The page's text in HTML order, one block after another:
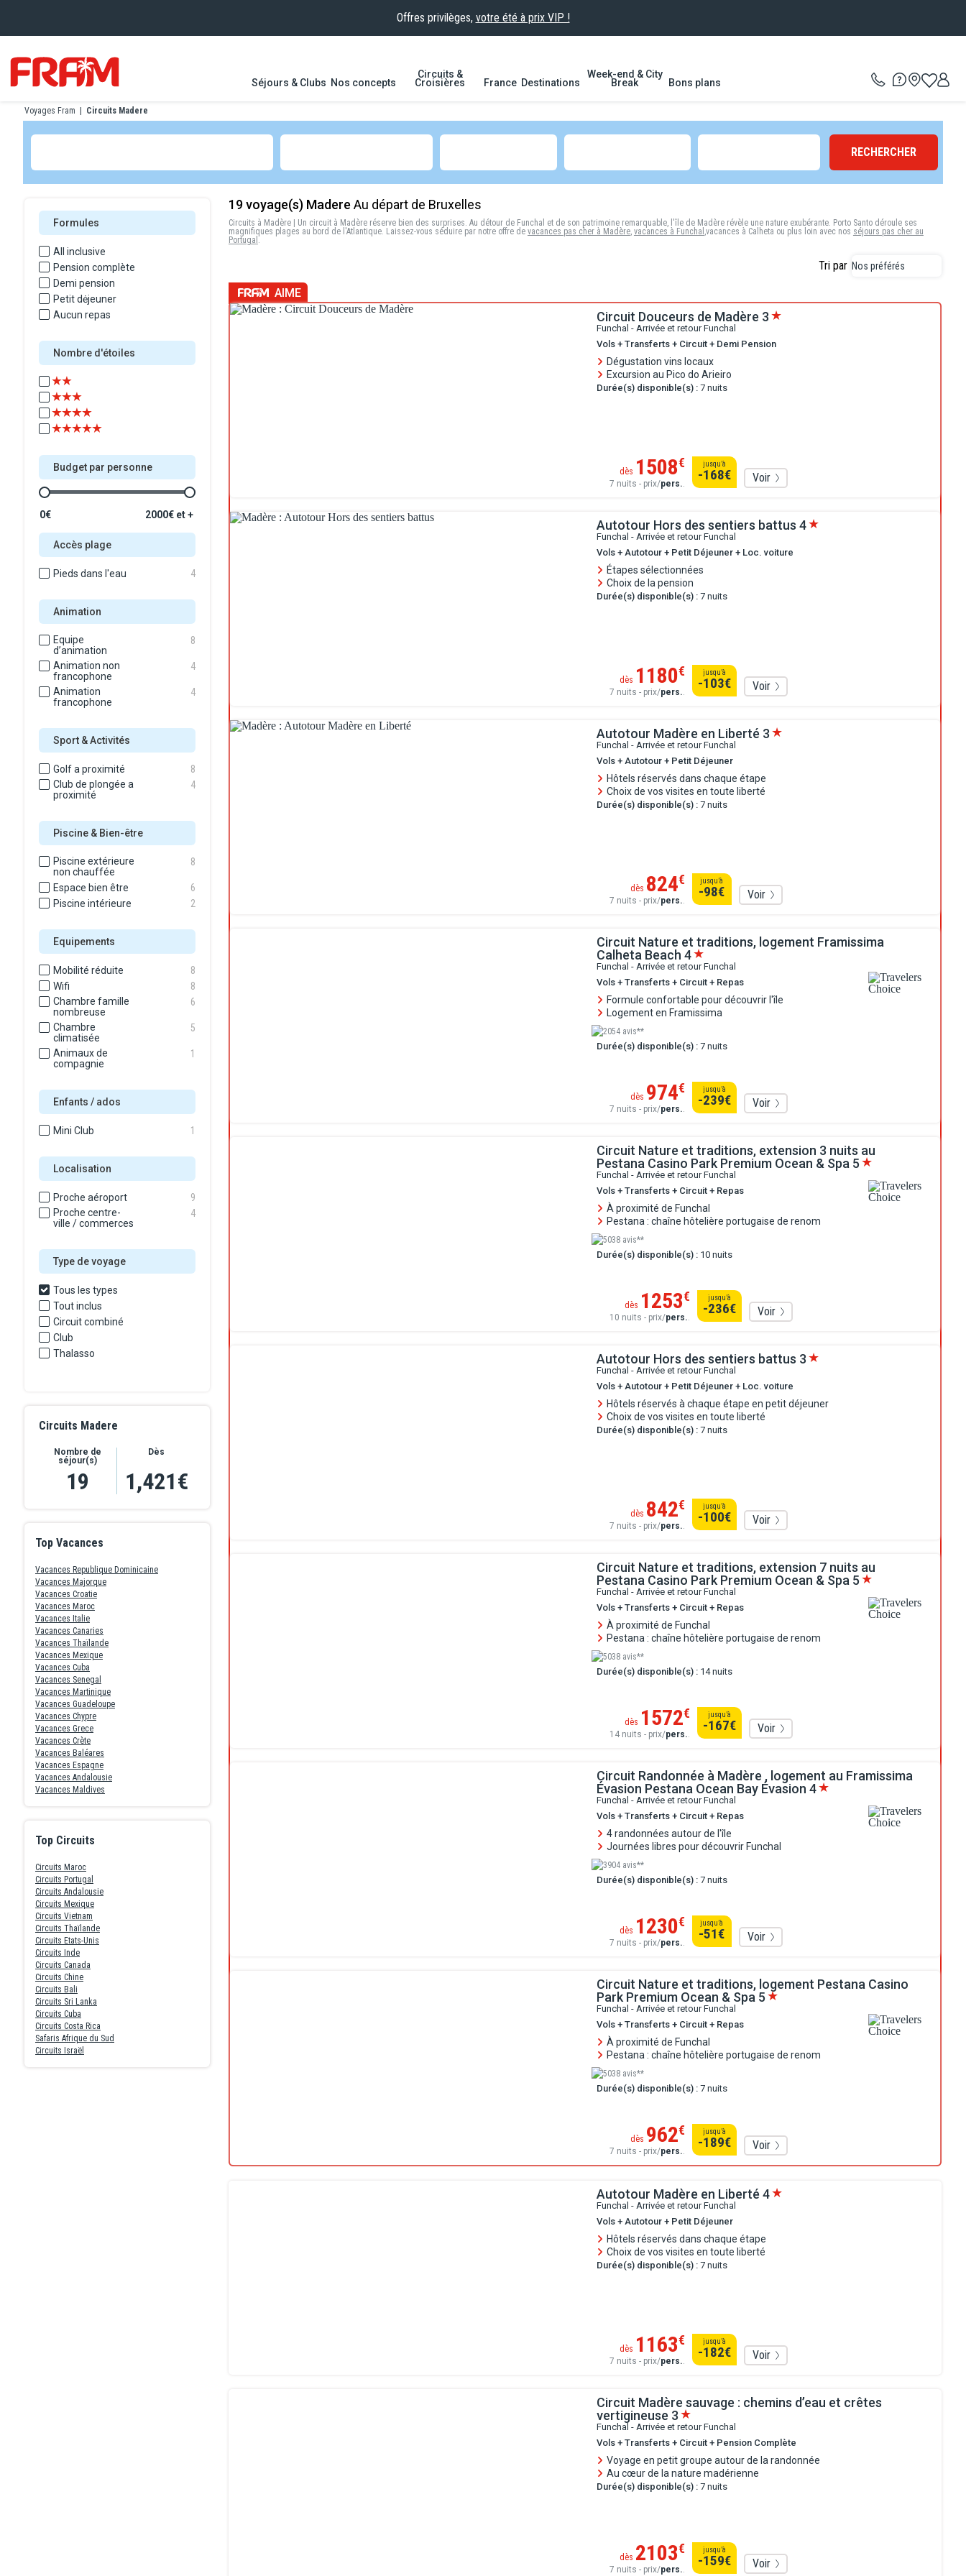
Offres privilèges, votre été à prix VIP !
Séjours & Clubs Nos concepts
Circuits &
Croisières France Destinations
Week-end & City
Break Bons plans
Voyages Fram Circuits Madere
RECHERCHER
19voyage(s) Madere Au départ de Bruxelles
Circuits à Madère| Un circuit à Madèreréserve bien des surprises. Au détour de Funchal et de son patrimoine remarquable, l'île de Madère révèle une nature exubérante. Porto Santo déroule ses
magnifiques plages au bord de l'Atlantique. Laissez-vous séduire par notre offre de vacances pas cher à Madère, vacances à Funchal ,vacances à Calheta ou plus loin avec nos séjours pas cher au
Portugal .
Nos préférés
Tri par
AIME
Circuit Douceurs de Madère 3
Funchal - Arrivée et retour Funchal
Vols + Transferts + Circuit + Demi Pension
Dégustation vins locaux
Excursion au Pico do Arieiro
Durée(s) disponible(s) : 7 nuits
dès 1508€
7 nuits - prix/pers.
jusqu’à
-168€ Voir
Autotour Hors des sentiers battus 4
Funchal - Arrivée et retour Funchal
Vols + Autotour + Petit Déjeuner + Loc. voiture
Étapes sélectionnées
Choix de la pension
Durée(s) disponible(s) : 7 nuits
dès 1180€
7 nuits - prix/pers.
jusqu’à
-103€ Voir
Autotour Madère en Liberté 3
Funchal - Arrivée et retour Funchal
Vols + Autotour + Petit Déjeuner
Hôtels réservés dans chaque étape
Choix de vos visites en toute liberté
Durée(s) disponible(s) : 7 nuits
dès 824€
7 nuits - prix/pers.
jusqu’à
-98€ Voir
Circuit Nature et traditions, logement Framissima
Calheta Beach 4
Funchal - Arrivée et retour Funchal
Vols + Transferts + Circuit + Repas
Formule confortable pour découvrir l'île
Logement en Framissima
2054 avis**
Durée(s) disponible(s) : 7 nuits
dès 974€
7 nuits - prix/pers.
jusqu’à
-239€ Voir
Circuit Nature et traditions, extension 3 nuits au
Pestana Casino Park Premium Ocean & Spa 5
Funchal - Arrivée et retour Funchal
Vols + Transferts + Circuit + Repas
À proximité de Funchal
Pestana : chaîne hôtelière portugaise de renom
5038 avis**
Durée(s) disponible(s) : 10 nuits
dès 1253€
10 nuits - prix/pers.
jusqu’à
-236€ Voir
Autotour Hors des sentiers battus 3
Funchal - Arrivée et retour Funchal
Vols + Autotour + Petit Déjeuner + Loc. voiture
Hôtels réservés à chaque étape en petit déjeuner
Choix de vos visites en toute liberté
Durée(s) disponible(s) : 7 nuits
dès 842€
7 nuits - prix/pers.
jusqu’à
-100€ Voir
Circuit Nature et traditions, extension 7 nuits au
Pestana Casino Park Premium Ocean & Spa 5
Funchal - Arrivée et retour Funchal
Vols + Transferts + Circuit + Repas
À proximité de Funchal
Pestana : chaîne hôtelière portugaise de renom
5038 avis**
Durée(s) disponible(s) : 14 nuits
dès 1572€
14 nuits - prix/pers.
jusqu’à
-167€ Voir
Circuit Randonnée à Madère , logement au Framissima
Évasion Pestana Ocean Bay Évasion 4
Funchal - Arrivée et retour Funchal
Vols + Transferts + Circuit + Repas
4 randonnées autour de l'île
Journées libres pour découvrir Funchal
3904 avis**
Durée(s) disponible(s) : 7 nuits
dès 1230€
7 nuits - prix/pers.
jusqu’à
-51€ Voir
Circuit Nature et traditions, logement Pestana Casino
Park Premium Ocean & Spa 5
Funchal - Arrivée et retour Funchal
Vols + Transferts + Circuit + Repas
À proximité de Funchal
Pestana : chaîne hôtelière portugaise de renom
5038 avis**
Durée(s) disponible(s) : 7 nuits
dès 962€
7 nuits - prix/pers.
jusqu’à
-189€ Voir
Autotour Madère en Liberté 4
Funchal - Arrivée et retour Funchal
Vols + Autotour + Petit Déjeuner
Hôtels réservés dans chaque étape
Choix de vos visites en toute liberté
Durée(s) disponible(s) : 7 nuits
dès 1163€
7 nuits - prix/pers.
jusqu’à
-182€ Voir
Circuit Madère sauvage : chemins d’eau et crêtes
vertigineuse 3
Funchal - Arrivée et retour Funchal
Vols + Transferts + Circuit + Pension Complète
Voyage en petit groupe autour de la randonnée
Au cœur de la nature madérienne
Durée(s) disponible(s) : 7 nuits
dès 2103€
7 nuits - prix/pers.
jusqu’à
-159€ Voir
Formules
All inclusive
Pension complète
Demi pension
Petit dėjeuner
Aucun repas
Nombre d'étoiles
Budget par personne
0€ 2000€ et +
Accès plage
Pieds dans l'eau 4
Animation
Equipe
d’animation
8
Animation non
francophone
4
Animation
francophone
4
Sport & Activités
Golf a proximité
8
Club de plongée a
proximité
4
Piscine & Bien-être
Piscine extérieure
non chauffée
8
Espace bien être
6
Piscine intérieure
2
Equipements
Mobilité réduite
8
Wifi
8
Chambre famille
nombreuse
6
Chambre
climatisée
5
Animaux de
compagnie
1
Enfants / ados
Mini Club 1
Localisation
Proche aéroport
9
Proche centre-
ville / commerces
4
Type de voyage
Tous les types
Tout inclus
Circuit combiné
Club
Thalasso
Circuits Madere
Nombre de
séjour(s)
19
Dès
1,421€
Top Vacances
Vacances Republique Dominicaine
Vacances Majorque
Vacances Croatie
Vacances Maroc
Vacances Italie
Vacances Canaries
Vacances Thaïlande
Vacances Mexique
Vacances Cuba
Vacances Senegal
Vacances Martinique
Vacances Guadeloupe
Vacances Chypre
Vacances Grece
Vacances Crète
Vacances Baléares
Vacances Espagne
Vacances Andalousie
Vacances Maldives
Top Circuits
Circuits Maroc
Circuits Portugal
Circuits Andalousie
Circuits Mexique
Circuits Vietnam
Circuits Thaïlande
Circuits Etats-Unis
Circuits Inde
Circuits Canada
Circuits Chine
Circuits Bali
Circuits Sri Lanka
Circuits Cuba
Circuits Costa Rica
Safaris Afrique du Sud
Circuits Israël